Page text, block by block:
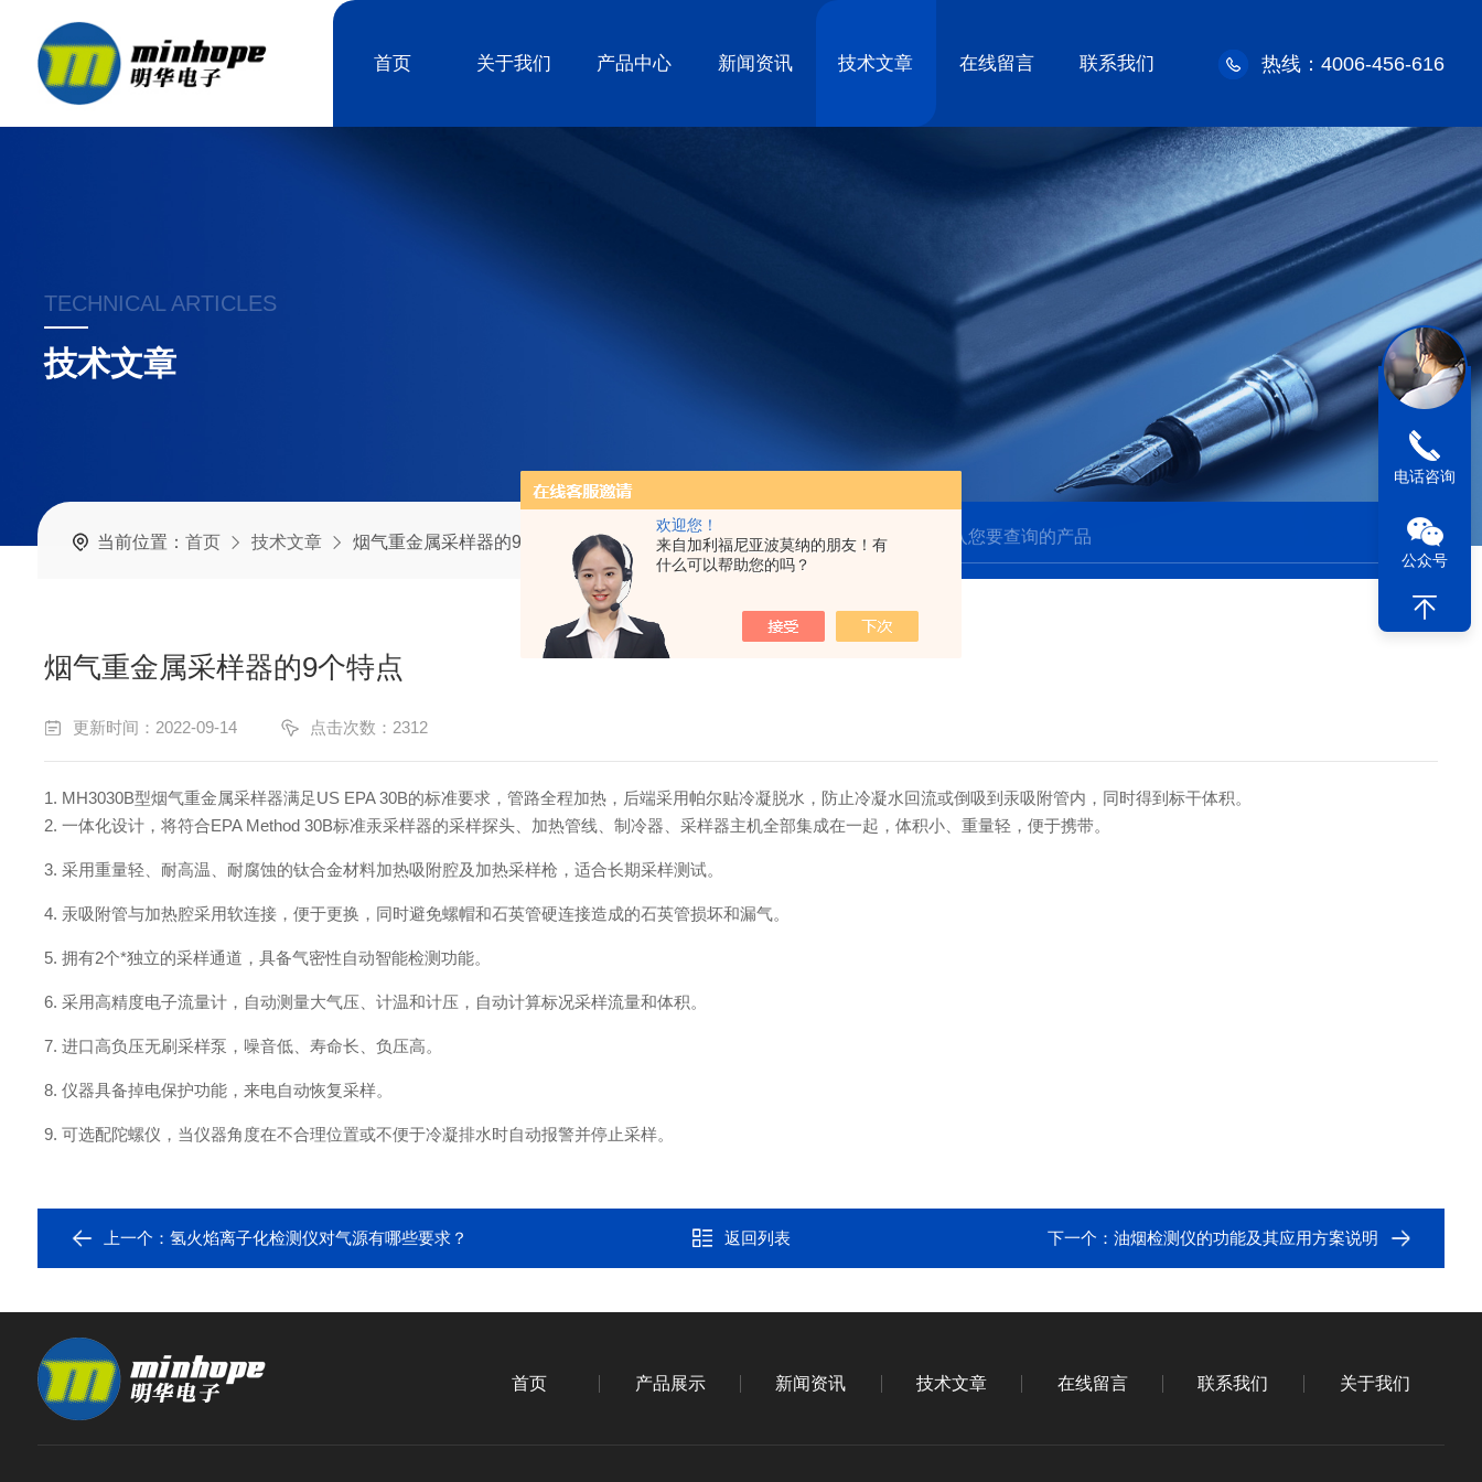
欢迎您！
来自加利福尼亚波莫纳的朋友！有
什么可以帮助您的吗？
首页 关于我们 产品中心 新闻资讯 技术文章 在线留言 联系我们 热线：4006-456-616
TECHNICAL ARTICLES
技术文章
当前位置： 首页 技术文章 烟气重金属采样器的9个特点
烟气重金属采样器的9个特点
更新时间：2022-09-14 点击次数：2312
1. MH3030B型烟气重金属采样器满足US EPA 30B的标准要求，管路全程加热，后端采用帕尔贴冷凝脱水，防止冷凝水回流或倒吸到汞吸附管内，同时得到标干体积。
2. 一体化设计，将符合EPA Method 30B标准汞采样器的采样探头、加热管线、制冷器、采样器主机全部集成在一起，体积小、重量轻，便于携带。
3. 采用重量轻、耐高温、耐腐蚀的钛合金材料加热吸附腔及加热采样枪，适合长期采样测试。
4. 汞吸附管与加热腔采用软连接，便于更换，同时避免螺帽和石英管硬连接造成的石英管损坏和漏气。
5. 拥有2个*独立的采样通道，具备气密性自动智能检测功能。
6. 采用高精度电子流量计，自动测量大气压、计温和计压，自动计算标况采样流量和体积。
7. 进口高负压无刷采样泵，噪音低、寿命长、负压高。
8. 仪器具备掉电保护功能，来电自动恢复采样。
9. 可选配陀螺仪，当仪器角度在不合理位置或不便于冷凝排水时自动报警并停止采样。
上一个： 氢火焰离子化检测仪对气源有哪些要求？ 返回列表 下一个：油烟检测仪的功能及其应用方案说明
首页 产品展示 新闻资讯 技术文章 在线留言 联系我们 关于我们
电话咨询
公众号